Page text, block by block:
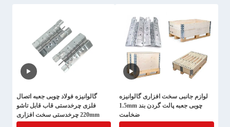
لوازم جانبی سخت افزاری گالوانیزه
چوبی جعبه پالت گردن بند 1.5mm
ضخامت
گالوانیزه فولاد چوبی جعبه اتصال
فلزی چرخدستی قاب قابل تاشو
220mm چرخدستی سخت افزاری